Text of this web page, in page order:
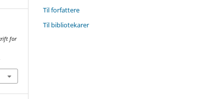
for
Til forfattere
Til bibliotekarer